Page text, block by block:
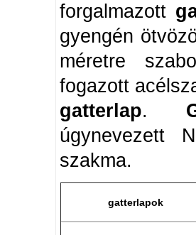
forgalmazott
gyengén
méretre
fogazott
gatterlap.
úgynevezett
szakma.
gatterlapok